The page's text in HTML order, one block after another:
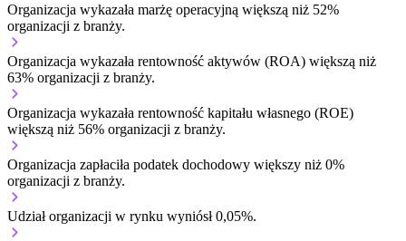
Organizacja wykazała marżę operacyjną większą niż 52%
organizacji z branży.
Organizacja wykazała rentowność aktywów (ROA) większą niż
63% organizacji z branży.
Organizacja wykazała rentowność kapitału własnego (ROE)
większą niż 56% organizacji z branży.
Organizacja zapłaciła podatek dochodowy większy niż 0%
organizacji z branży.
Udział organizacji w rynku wyniósł 0,05%.